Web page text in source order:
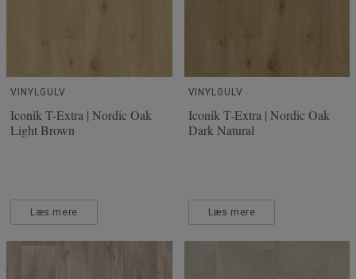
VINYLGULV
Iconik T-Extra | Nordic Oak
Light Brown
Læs mere
VINYLGULV
Iconik T-Extra | Nordic Oak
Dark Natural
Læs mere